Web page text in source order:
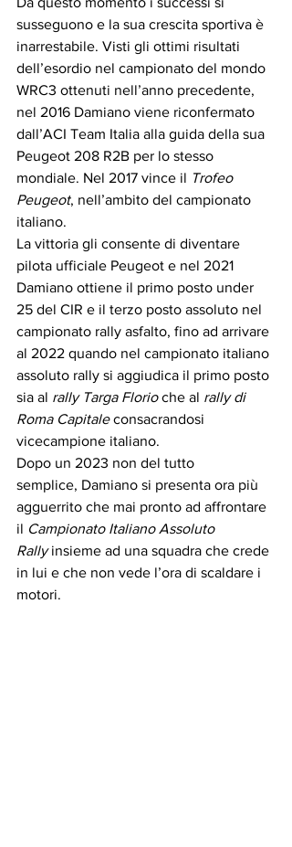
susseguono e la sua crescita sportiva è
inarrestabile. Visti gli ottimi risultati
dell’esordio nel campionato del mondo
WRC3 ottenuti nell’anno precedente,
nel 2016 Damiano viene riconfermato
dall’ACI Team Italia alla guida della sua
Peugeot 208 R2B per lo stesso
mondiale. Nel 2017 vince il Trofeo
Peugeot, nell’ambito del campionato
italiano.
La vittoria gli consente di diventare
pilota ufficiale Peugeot e nel 2021
Damiano ottiene il primo posto under
25 del CIR e il terzo posto assoluto nel
campionato rally asfalto, fino ad arrivare
al 2022 quando nel campionato italiano
assoluto rally si aggiudica il primo posto
sia al rally Targa Florio che al rally di
Roma Capitale consacrandosi
vicecampione italiano.
Dopo un 2023 non del tutto
semplice, Damiano si presenta ora più
agguerrito che mai pronto ad affrontare
il Campionato Italiano Assoluto
Rally insieme ad una squadra che crede
in lui e che non vede l’ora di scaldare i
motori.